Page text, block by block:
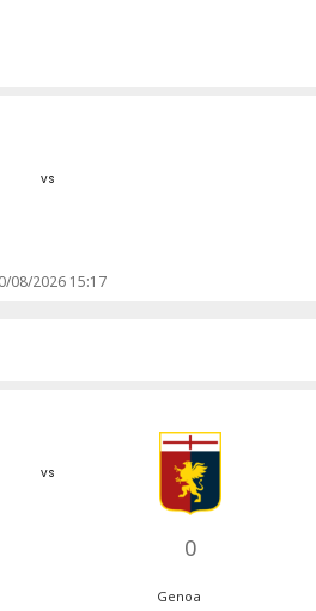
vs
08/2026 15:17
vs
0
Genoa